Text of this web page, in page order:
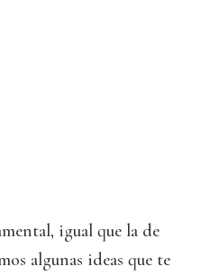
igual que la de
algunas ideas que te